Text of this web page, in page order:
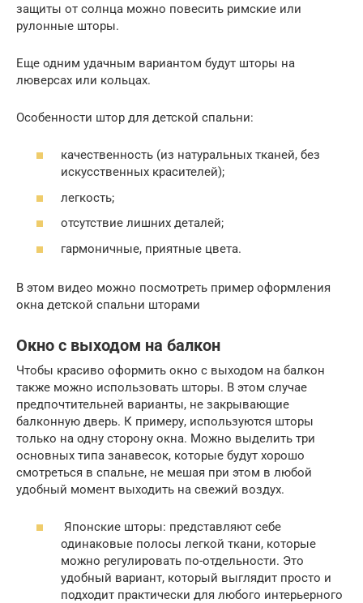
защиты от солнца можно повесить римские или
рулонные шторы.
Еще одним удачным вариантом будут шторы на
люверсах или кольцах.
Особенности штор для детской спальни:
качественность (из натуральных тканей, без
искусственных красителей);
легкость;
отсутствие лишних деталей;
гармоничные, приятные цвета.
В этом видео можно посмотреть пример оформления
окна детской спальни шторами
Окно с выходом на балкон
Чтобы красиво оформить окно с выходом на балкон
также можно использовать шторы. В этом случае
предпочтительней варианты, не закрывающие
балконную дверь. К примеру, используются шторы
только на одну сторону окна. Можно выделить три
основных типа занавесок, которые будут хорошо
смотреться в спальне, не мешая при этом в любой
удобный момент выходить на свежий воздух.
Японские шторы: представляют себе
одинаковые полосы легкой ткани, которые
можно регулировать по-отдельности. Это
удобный вариант, который выглядит просто и
подходит практически для любого интерьерного